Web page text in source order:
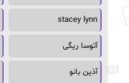
stacey lynn
آتوسا ریگی
آذین بانو